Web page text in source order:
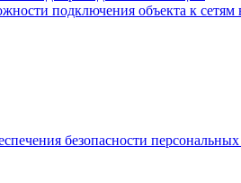
подключения объекта к сетям
безопасности